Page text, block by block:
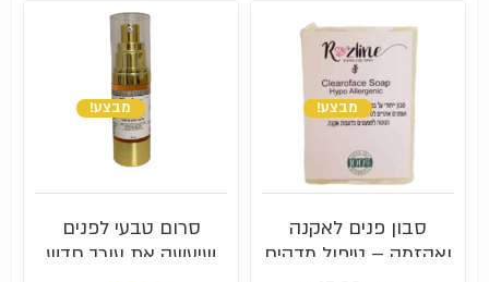
מבצע!
סבון פנים לאקנה
ואקזמה – טיפול מדהים
מבצע!
סרום טבעי לפנים
שיעשה את עורך חדש